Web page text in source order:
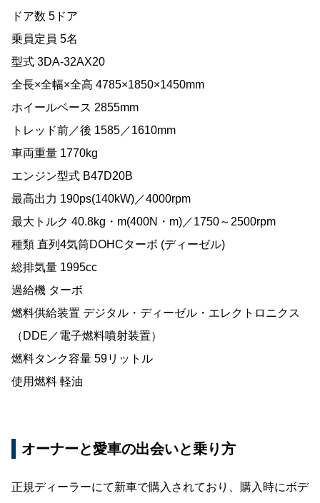
ドア数 5ドア
乗員定員 5名
型式 3DA-32AX20
全長×全幅×全高 4785×1850×1450mm
ホイールベース 2855mm
トレッド前／後 1585／1610mm
車両重量 1770kg
エンジン型式 B47D20B
最高出力 190ps(140kW)／4000rpm
最大トルク 40.8kg・m(400N・m)／1750～2500rpm
種類 直列4気筒DOHCターボ (ディーゼル)
総排気量 1995cc
過給機 ターボ
燃料供給装置 デジタル・ディーゼル・エレクトロニクス
（DDE／電子燃料噴射装置）
燃料タンク容量 59リットル
使用燃料 軽油
オーナーと愛車の出会いと乗り方
正規ディーラーにて新車で購入されており、購入時にボデ